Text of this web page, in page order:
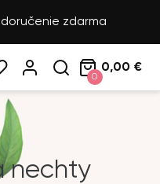
zdarma
0
0,00 €
nechty